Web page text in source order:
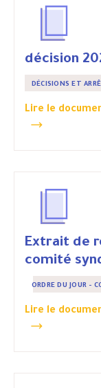
décision
DÉCISIONS ET
Lire le
Extrait de
comité
ORDRE DU JOUR -
Lire le